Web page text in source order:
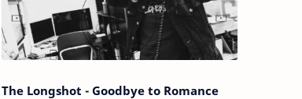
The Longshot - Goodbye to Romance